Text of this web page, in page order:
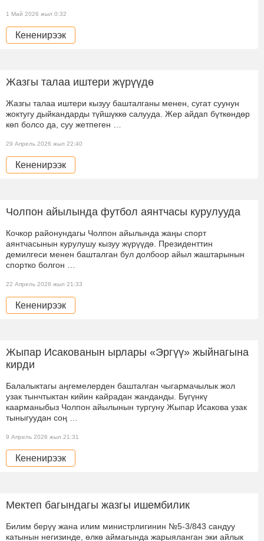
1 Май 2026 жыл 0:32
Кененирээк
Жазгы талаа иштери жүрүүдө
Жазгы талаа иштери кызуу башталганы менен, сугат суунун
жоктугу дыйкандарды түйшүккө салууда. Жер айдап бүткөндөр
көп болсо да, суу жетпеген …
29 Апрель 2026 жыл 22:40
Кененирээк
Чолпон айылында футбол аянтчасы курулууда
Кочкор районундагы Чолпон айылында жаңы спорт
аянтчасынын курулушу кызуу жүрүүдө. Президенттин
демилгеси менен башталган бул долбоор айыл жаштарынын
спортко болгон …
22 Апрель 2026 жыл 21:33
Кененирээк
Жыпар Исакованын ырлары «Эргүү» жыйнагына
кирди
Балалыктагы аңгемелерден башталган чыгармачылык жол
узак тынчтыктан кийин кайрадан жанданды. Бүгүнкү
каарманыбыз Чолпон айылынын тургуну Жыпар Исакова узак
тыныгуудан соң …
9 Апрель 2026 жыл 21:31
Кененирээк
Мектеп багындагы жазгы ишембилик
Билим берүү жана илим министрлигинин №5-3/843 сандуу
катынын негизинде, өлкө аймагында жарыяланган эки айлык